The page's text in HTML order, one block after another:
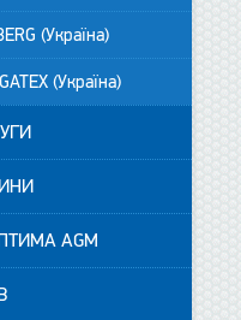
(Україна)
(Україна)
AGM